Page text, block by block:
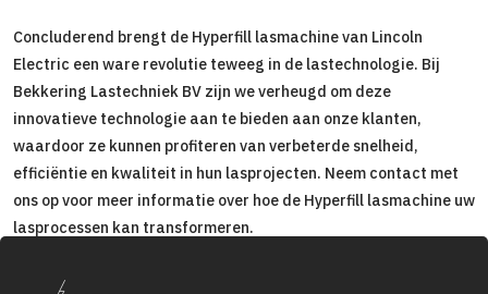
Concluderend brengt de Hyperfill lasmachine van Lincoln
Electric een ware revolutie teweeg in de lastechnologie. Bij
Bekkering Lastechniek BV zijn we verheugd om deze
innovatieve technologie aan te bieden aan onze klanten,
waardoor ze kunnen profiteren van verbeterde snelheid,
efficiëntie en kwaliteit in hun lasprojecten. Neem contact met
ons op voor meer informatie over hoe de Hyperfill lasmachine uw
lasprocessen kan transformeren.